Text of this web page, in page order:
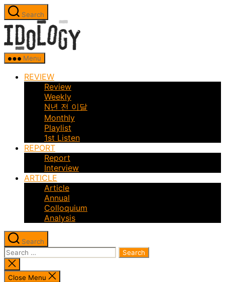
Skip
to
the
content
Search
Menu
REVIEW
Review
Weekly
N년 전 이달
Monthly
Playlist
1st Listen
REPORT
Report
Interview
ARTICLE
Article
Annual
Colloquium
Analysis
Search
Search
for:
Close
search
Close Menu